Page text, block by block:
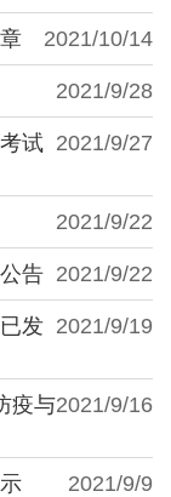
2021/10/14
2021/9/28
2021/9/27
试
2021/9/22
2021/9/22
告
2021/9/19
发
2021/9/16
疫与
2021/9/9